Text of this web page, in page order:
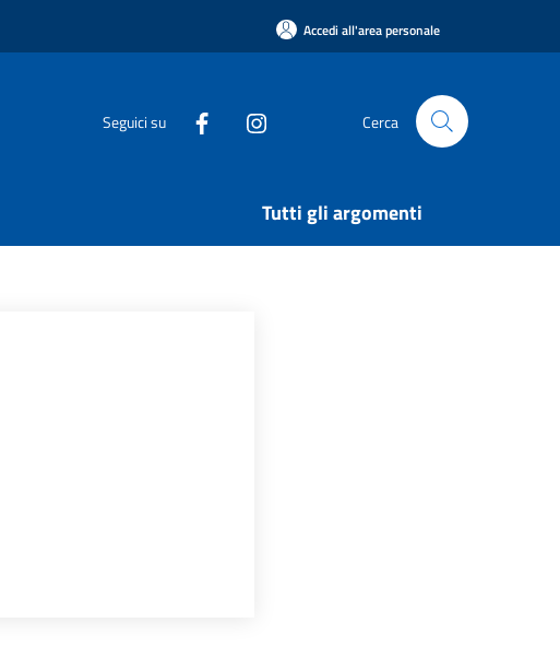
Accedi all'area personale
Seguici su Cerca
Tutti gli argomenti